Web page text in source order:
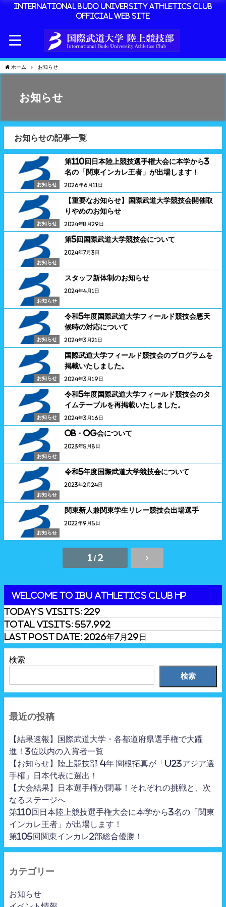
International Budo University Athletics Club
Official Web Site
ホーム お知らせ
お知らせ
お知らせの記事一覧
お知らせ
第110回日本陸上競技選手権大会に本学から3
名の「関東インカレ王者」が出場します！
2026年6月11日
お知らせ
【重要なお知らせ】国際武道大学競技会開催取
りやめのお知らせ
2024年8月29日
お知らせ
第5回国際武道大学競技会について
2024年7月3日
お知らせ
スタッフ新体制のお知らせ
2024年4月1日
お知らせ
令和5年度国際武道大学フィールド競技会悪天
候時の対応について
2024年3月21日
お知らせ
国際武道大学フィールド競技会のプログラムを
掲載いたしました。
2024年3月19日
お知らせ
令和5年度国際武道大学フィールド競技会のタ
イムテーブルを再掲載いたしました。
2024年3月16日
お知らせ
OB・OG会について
2023年5月8日
お知らせ
令和5年度国際武道大学競技会について
2023年2月24日
お知らせ
関東新人兼関東学生リレー競技会出場選手
2022年9月5日
1 / 2
Welcome to IBU Athletics Club HP
Today's Visits: 229
Total Visits: 557,992
Last Post Date: 2026年7月29日
検索
検索
最近の投稿
【結果速報】国際武道大学・各都道府県選手権で大躍
進！3位以内の入賞者一覧
【お知らせ】陸上競技部 4年 関根拓真が「U23アジア選
手権」日本代表に選出！
【大会結果】日本選手権が閉幕！それぞれの挑戦と、次
なるステージへ
第110回日本陸上競技選手権大会に本学から3名の「関東
インカレ王者」が出場します！
第105回関東インカレ2部総合優勝！
カテゴリー
お知らせ